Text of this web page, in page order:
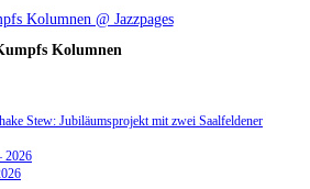
Kolumnen
Stew: Jubiläumsprojekt mit zwei Saalfeldener
2026